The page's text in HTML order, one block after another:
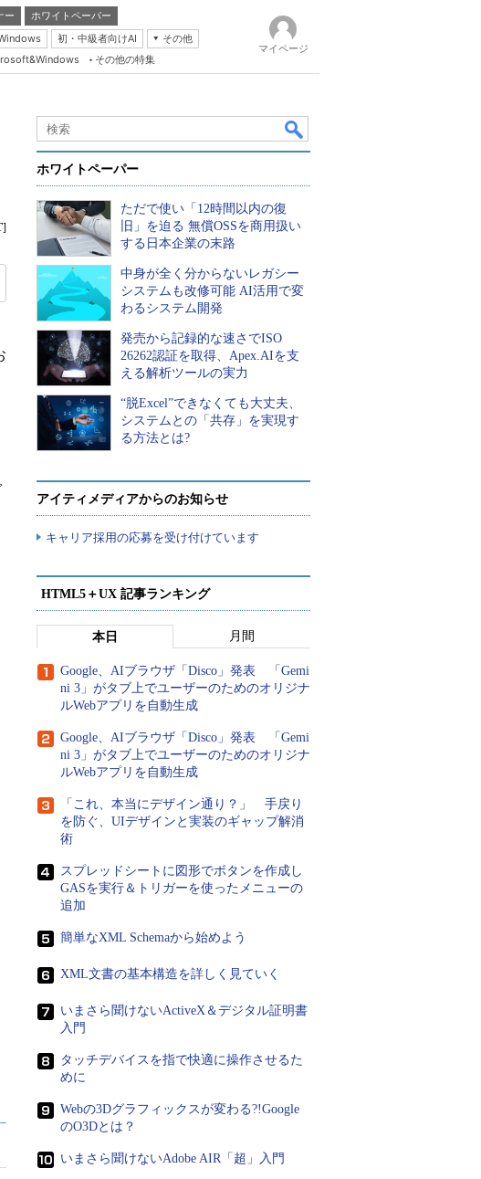
ー
ホワイトペーパー
初・中級者向けAI
その他
& Storage
Expert
of IP Network
& Trust
その他の特集
マイページ
]
ホワイトペーパー
ただで使い「12時間以内の復
旧」を迫る 無償OSSを商用扱い
する日本企業の末路
中身が全く分からないレガシー
システムも改修可能 AI活用で変
わるシステム開発
発売から記録的な速さでISO
26262認証を取得、Apex.AIを支
える解析ツールの実力
“脱Excel”できなくても大丈夫、
システムとの「共存」を実現す
る方法とは?
アイティメディアからのお知らせ
キャリア採用の応募を受け付けています
HTML5＋UX 記事ランキング
本日 月間
Google、AIブラウザ「Disco」発表 「Gemi
ni 3」がタブ上でユーザーのためのオリジナ
ルWebアプリを自動生成
Google、AIブラウザ「Disco」発表 「Gemi
ni 3」がタブ上でユーザーのためのオリジナ
ルWebアプリを自動生成
「これ、本当にデザイン通り？」 手戻り
を防ぐ、UIデザインと実装のギャップ解消
術
スプレッドシートに図形でボタンを作成し
GASを実行＆トリガーを使ったメニューの
追加
簡単なXML Schemaから始めよう
XML文書の基本構造を詳しく見ていく
いまさら聞けないActiveX＆デジタル証明書
入門
タッチデバイスを指で快適に操作させるた
めに
Webの3Dグラフィックスが変わる?!Google
のO3Dとは？
いまさら聞けないAdobe AIR「超」入門